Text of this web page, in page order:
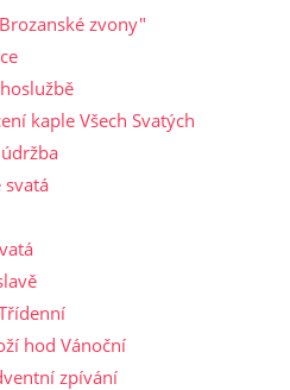
zvony"
kaple Všech Svatých
hod Vánoční
zpívání